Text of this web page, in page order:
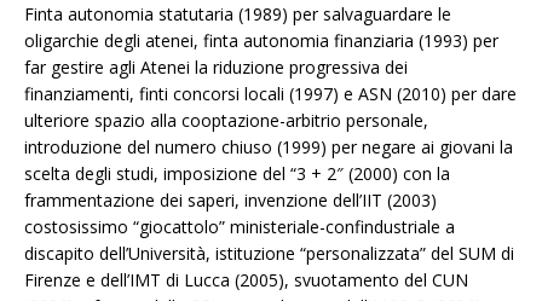
Finta autonomia statutaria (1989) per salvaguardare le
oligarchie degli atenei, finta autonomia finanziaria (1993) per
far gestire agli Atenei la riduzione progressiva dei
finanziamenti, finti concorsi locali (1997) e ASN (2010) per dare
ulteriore spazio alla cooptazione-arbitrio personale,
introduzione del numero chiuso (1999) per negare ai giovani la
scelta degli studi, imposizione del “3 + 2″ (2000) con la
frammentazione dei saperi, invenzione dell’IIT (2003)
costosissimo “giocattolo” ministeriale-confindustriale a
discapito dell’Università, istituzione “personalizzata” del SUM di
Firenze e dell’IMT di Lucca (2005), svuotamento del CUN